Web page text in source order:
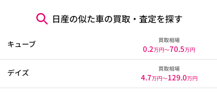
日産の似た車の買取・査定を探す
キューブ 買取相場
0.2万円〜70.5万円
デイズ 買取相場
4.7万円〜129.0万円